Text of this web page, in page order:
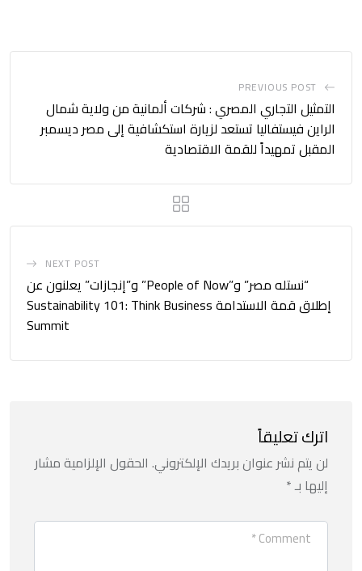
PREVIOUS POST
التمثيل التجاري المصري : شركات ألمانية من ولاية شمال
الراين فيستفاليا تستعد لزيارة استكشافية إلى مصر ديسمبر
المقبل تمهيداً للقمة الاقتصادية
NEXT POST
“نستله مصر” و”People of Now” و”إنجازات” يعلنون عن
إطلاق قمة الاستدامة Sustainability 101: Think Business
Summit
اترك تعليقاً
لن يتم نشر عنوان بريدك الإلكتروني. الحقول الإلزامية مشار
إليها بـ*